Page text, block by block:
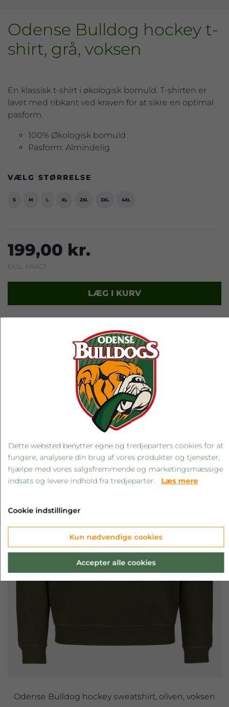
Odense Bulldog hockey t-
shirt, grå, voksen
En klassisk t-shirt i økologisk bomuld. T-shirten er
lavet med ribkant ved kraven for at sikre en optimal
pasform.
100% Økologisk bomuld
Pasform: Almindelig
VÆLG STØRRELSE
S M L XL 2XL 3XL 4XL
199,00 kr.
EKSL. FRAGT
LÆG I KURV
RELATEREDE PRODUKTER
Odense Bulldog hockey sweatshirt, oliven, voksen
‹
Dette websted benytter egne og tredjeparters cookies for at
fungere, analysere din brug af vores produkter og tjenester,
hjælpe med vores salgsfremmende og marketingsmæssige
indsats og levere indhold fra tredjeparter. Læs mere
Cookie indstillinger
Kun nødvendige cookies
Accepter alle cookies